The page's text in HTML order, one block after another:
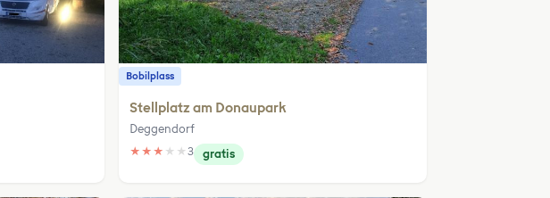
Bobilplass
Stellplatz am Donaupark
Deggendorf
★ ★ ★ ★ ★ 3 gratis